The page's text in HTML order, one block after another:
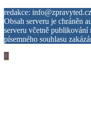
redakce:
Obsah serveru je chráněn
serveru včetně publikování
písemného souhlasu